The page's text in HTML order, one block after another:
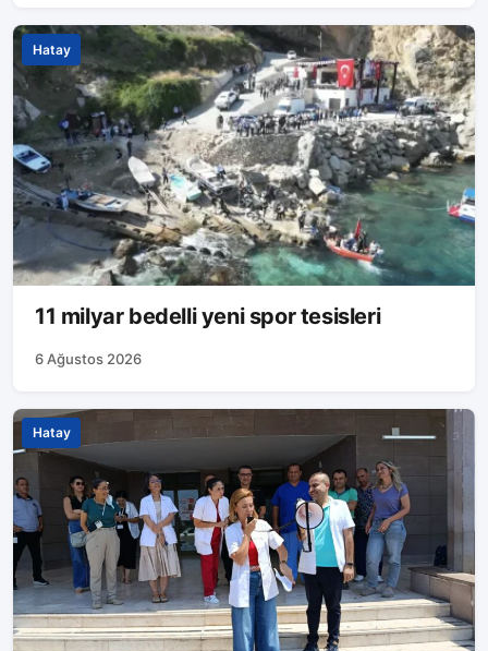
Hatay
11 milyar bedelli yeni spor tesisleri
6 Ağustos 2026
Hatay